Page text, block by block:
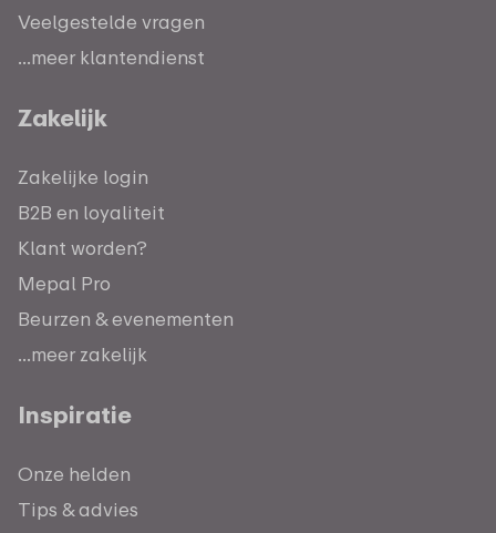
Veelgestelde vragen
...meer klantendienst
Zakelijk
Zakelijke login
B2B en loyaliteit
Klant worden?
Mepal Pro
Beurzen & evenementen
...meer zakelijk
Inspiratie
Onze helden
Tips & advies